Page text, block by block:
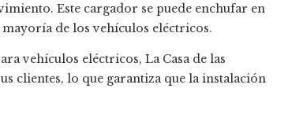
Este cargador se puede enchufar en
de los vehículos eléctricos.
vehículos eléctricos, La Casa de las
clientes, lo que garantiza que la instalación